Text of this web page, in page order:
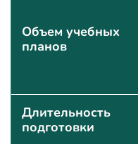
Объем учебных
планов
Длительность
подготовки